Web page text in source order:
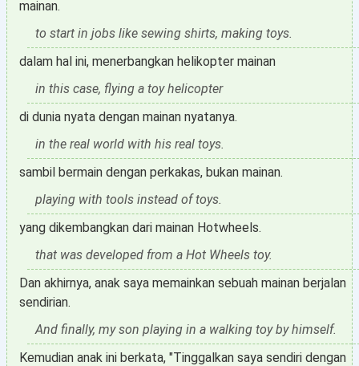
mainan.
to start in jobs like sewing shirts, making toys.
dalam hal ini, menerbangkan helikopter mainan
in this case, flying a toy helicopter
di dunia nyata dengan mainan nyatanya.
in the real world with his real toys.
sambil bermain dengan perkakas, bukan mainan.
playing with tools instead of toys.
yang dikembangkan dari mainan Hotwheels.
that was developed from a Hot Wheels toy.
Dan akhirnya, anak saya memainkan sebuah mainan berjalan
sendirian.
And finally, my son playing in a walking toy by himself.
Kemudian anak ini berkata, "Tinggalkan saya sendiri dengan